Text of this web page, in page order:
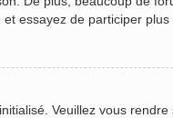
essayez de participer
Veuillez vous